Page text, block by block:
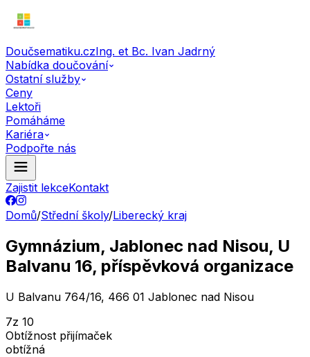
Doučsematiku.czIng. et Bc. Ivan Jadrný
Nabídka doučování
Ostatní služby
Ceny
Lektoři
Pomáháme
Kariéra
Podpořte nás
Zajistit lekceKontakt
Domů/Střední školy/Liberecký kraj
Gymnázium, Jablonec nad Nisou, U
Balvanu 16, příspěvková organizace
U Balvanu 764/16, 466 01 Jablonec nad Nisou
7z 10
Obtížnost přijímaček
obtížná